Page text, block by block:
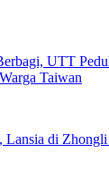
UTT
Taiwan
Lansia di